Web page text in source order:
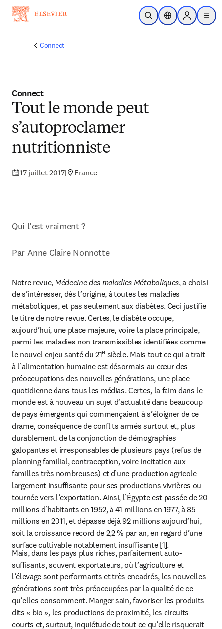
Passer au contenu principal
Ouvrir la recherche
Sélecteur de
Sign in to
menu
Connect
Connect
Tout le monde peut
s’autoproclamer
nutritionniste
17 juillet 2017| France
Qui l’est vraiment ?
Par Anne Claire Nonnotte
Notre revue, Médecine des maladies Métaboliques, a choisi
de s’intéresser, dès l’origine, à toutes les maladies
métaboliques, et pas seulement aux diabètes. Ceci justifie
le titre de notre revue. Certes, le diabète occupe,
aujourd’hui, une place majeure, voire la place principale,
parmi les maladies non transmissibles identifiées comme
le nouvel enjeu santé du 21e siècle. Mais tout ce qui a trait
à l’alimentation humaine est désormais au cœur des
préoccupations des nouvelles générations, une place
quotidienne dans tous les médias. Certes, la faim dans le
monde est à nouveau un sujet d’actualité dans beaucoup
de pays émergents qui commençaient à s’éloigner de ce
drame, conséquence de conflits armés surtout et, plus
durablement, de la conjonction de démographies
galopantes et irresponsables de plusieurs pays (refus de
planning familial, contraception, voire incitation aux
familles très nombreuses) et d’une production agricole
largement insuffisante pour ses productions vivrières ou
tournée vers l’exportation. Ainsi, l’Égypte est passée de 20
millions d’habitants en 1952, à 41 millions en 1977, à 85
millions en 2011, et dépasse déjà 92 millions aujourd’hui,
soit la croissance record de 2,2 % par an, en regard d’une
surface cultivable notablement insuffisante [1].
Mais, dans les pays plus riches, parfaitement auto-
suffisants, souvent exportateurs, où l’agriculture et
l’élevage sont performants et très encadrés, les nouvelles
générations sont très préoccupées par la qualité de ce
qu’elles consomment. Manger sain, favoriser les produits
dits « bio », les productions de proximité, les circuits
courts et, surtout, inquiétude de tout ce qu’elle risquerait